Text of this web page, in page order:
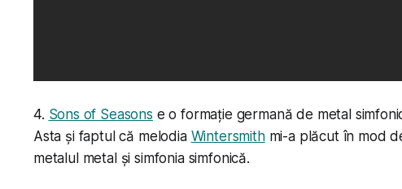
4. Sons of Seasons e o formație germană de metal
Asta și faptul că melodia Wintersmithmi-a plăcut în mod
metalul metal și simfonia simfonică.